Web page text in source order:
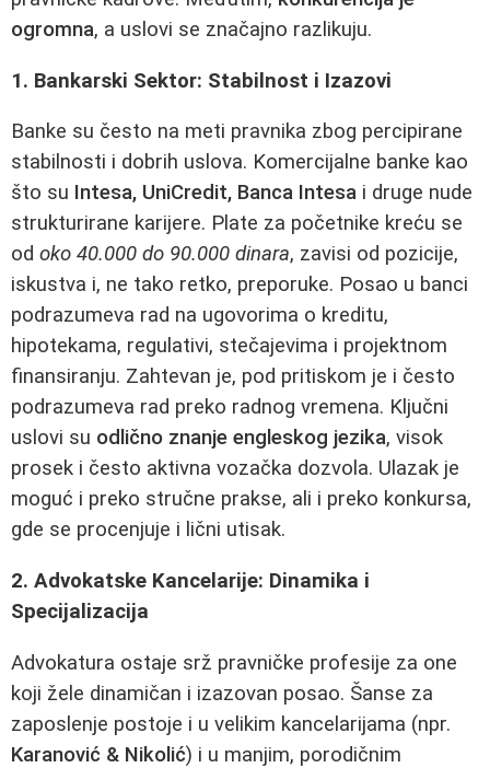
ogromna, a uslovi se značajno razlikuju.
1. Bankarski Sektor: Stabilnost i Izazovi
Banke su često na meti pravnika zbog percipirane
stabilnosti i dobrih uslova. Komercijalne banke kao
što su Intesa, UniCredit, Banca Intesa i druge nude
strukturirane karijere. Plate za početnike kreću se
od oko 40.000 do 90.000 dinara, zavisi od pozicije,
iskustva i, ne tako retko, preporuke. Posao u banci
podrazumeva rad na ugovorima o kreditu,
hipotekama, regulativi, stečajevima i projektnom
finansiranju. Zahtevan je, pod pritiskom je i često
podrazumeva rad preko radnog vremena. Ključni
uslovi su odlično znanje engleskog jezika, visok
prosek i često aktivna vozačka dozvola. Ulazak je
moguć i preko stručne prakse, ali i preko konkursa,
gde se procenjuje i lični utisak.
2. Advokatske Kancelarije: Dinamika i
Specijalizacija
Advokatura ostaje srž pravničke profesije za one
koji žele dinamičan i izazovan posao. Šanse za
zaposlenje postoje i u velikim kancelarijama (npr.
Karanović & Nikolić) i u manjim, porodičnim